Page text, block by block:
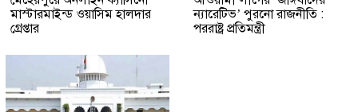
মাস্টারমাইন্ড ওয়াসিম হালদার
গ্রেপ্তার
ন্যারেটিভ’ পুরনো রাজনীতি :
পররাষ্ট্র প্রতিমন্ত্রী